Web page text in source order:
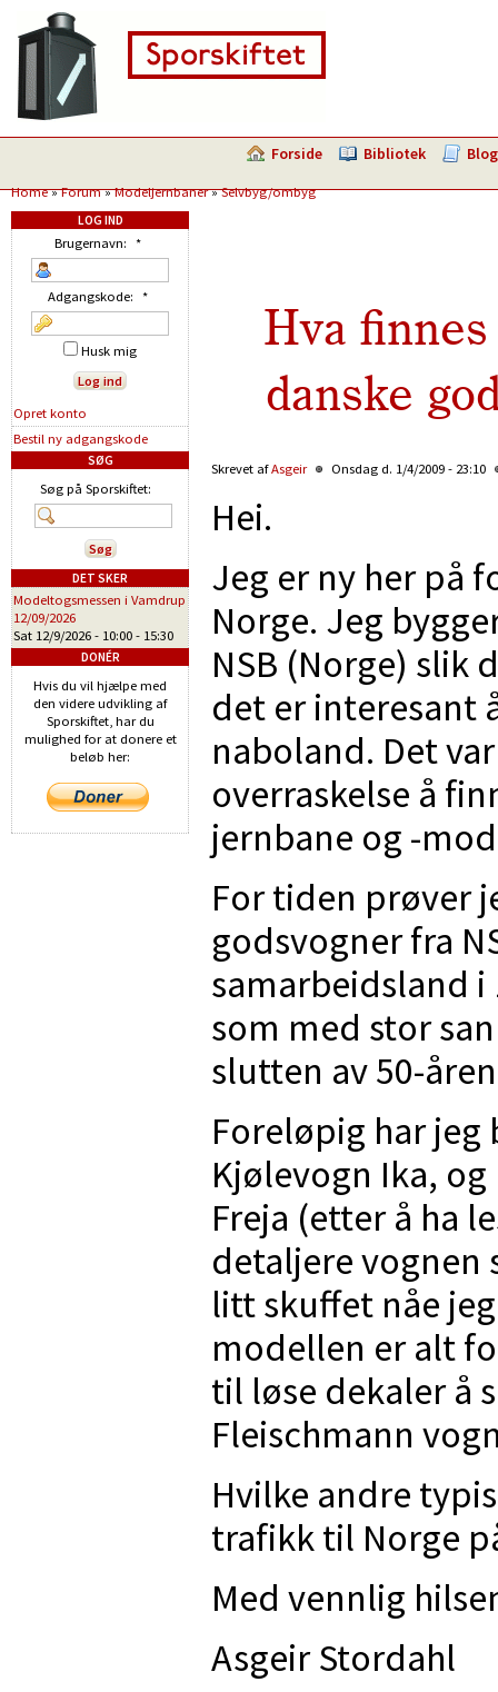
Forside Bibliotek Blog
Home»Forum»Modeljernbaner»Selvbyg/ombyg
Hva
danske
Skrevet afAsgeir Onsdag d. 1/4/2009 - 23:10
Hei.
Jeg er ny her på
Norge. Jeg
NSB (Norge) slik
det er interesant
naboland. Det
overraskelse å
jernbane og -
For tiden prøver
godsvogner fra
samarbeidsland i
som med stor
slutten av 50-
Foreløpig har jeg
Kjølevogn Ika,
Freja (etter å ha
detaljere vognen
litt skuffet nåe
modellen er alt
til løse dekaler å
Fleischmann
Hvilke andre
trafikk til Norge
Med vennlig
Asgeir Stordahl
LOG IND
Brugernavn: *
Adgangskode: *
Husk mig
Opret konto
Bestil ny adgangskode
SØG
Søg på Sporskiftet:
DET SKER
Modeltogsmessen i Vamdrup
12/09/2026
Sat 12/9/2026 - 10:00 - 15:30
DONÉR
Hvis du vil hjælpe med
den videre udvikling af
Sporskiftet, har du
mulighed for at donere et
beløb her: